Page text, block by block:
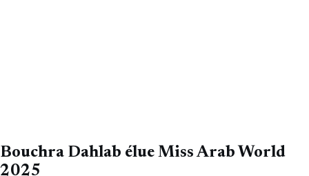
Bouchra Dahlab élue Miss Arab World
2025